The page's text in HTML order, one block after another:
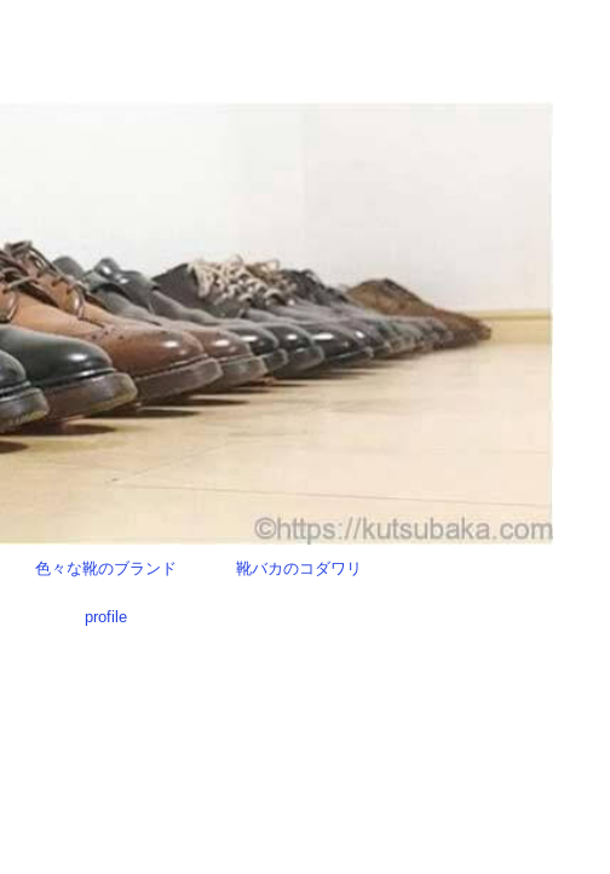
色々な靴のブランド 靴バカのコダワリ
profile